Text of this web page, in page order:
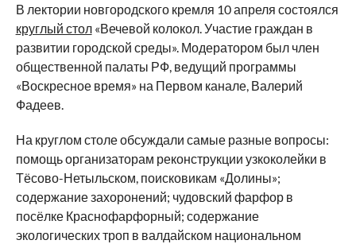
В лектории новгородского кремля 10 апреля состоялся
круглый стол«Вечевой колокол. Участие граждан в
развитии городской среды». Модератором был член
общественной палаты РФ, ведущий программы
«Воскресное время» на Первом канале, Валерий
Фадеев.
На круглом столе обсуждали самые разные вопросы:
помощь организаторам реконструкции узкоколейки в
Тёсово-Нетыльском, поисковикам «Долины»;
содержание захоронений; чудовский фарфор в
посёлке Краснофарфорный; содержание
экологических троп в валдайском национальном